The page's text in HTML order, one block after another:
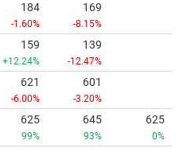
184
-1.60%
169
-8.15%
159
+12.24%
139
-12.47%
621
-6.00%
601
-3.20%
625
99%
645
93%
625
0%